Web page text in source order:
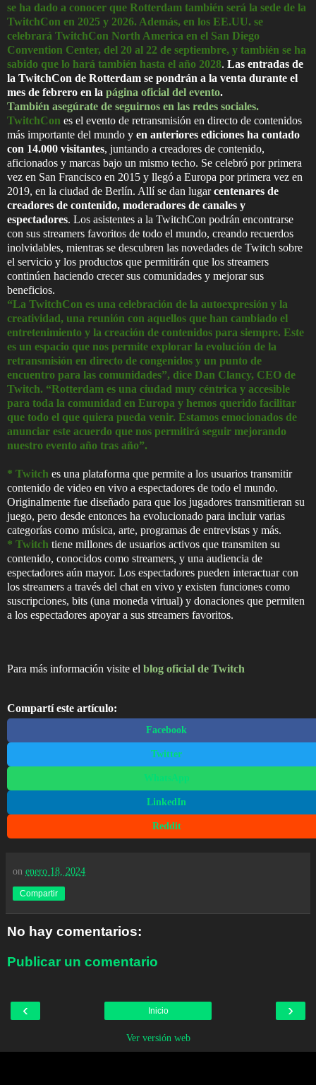
se ha dado a conocer que Rotterdam también será la sede de la
TwitchCon en 2025 y 2026. Además, en los EE.UU. se
celebrará TwitchCon North America en el San Diego
Convention Center, del 20 al 22 de septiembre, y también se ha
sabido que lo hará también hasta el año 2028. Las entradas de
la TwitchCon de Rotterdam se pondrán a la venta durante el
mes de febrero en la página oficial del evento.
También asegúrate de seguirnos en las redes sociales.
TwitchCon es el evento de retransmisión en directo de contenidos
más importante del mundo y en anteriores ediciones ha contado
con 14.000 visitantes, juntando a creadores de contenido,
aficionados y marcas bajo un mismo techo. Se celebró por primera
vez en San Francisco en 2015 y llegó a Europa por primera vez en
2019, en la ciudad de Berlín. Allí se dan lugarcentenares de
creadores de contenido, moderadores de canales y
espectadores. Los asistentes a la TwitchCon podrán encontrarse
con sus streamers favoritos de todo el mundo, creando recuerdos
inolvidables, mientras se descubren las novedades de Twitch sobre
el servicio y los productos que permitirán que los streamers
continúen haciendo crecer sus comunidades y mejorar sus
beneficios.
“La TwitchCon es una celebración de la autoexpresión y la
creatividad, una reunión con aquellos que han cambiado el
entretenimiento y la creación de contenidos para siempre. Este
es un espacio que nos permite explorar la evolución de la
retransmisión en directo de congenidos y un punto de
encuentro para las comunidades”, dice Dan Clancy, CEO de
Twitch. “Rotterdam es una ciudad muy céntrica y accesible
para toda la comunidad en Europa y hemos querido facilitar
que todo el que quiera pueda venir. Estamos emocionados de
anunciar este acuerdo que nos permitirá seguir mejorando
nuestro evento año tras año”.
* Twitch es una plataforma que permite a los usuarios transmitir
contenido de video en vivo a espectadores de todo el mundo.
Originalmente fue diseñado para que los jugadores transmitieran su
juego, pero desde entonces ha evolucionado para incluir varias
categorías como música, arte, programas de entrevistas y más.
* Twitch tiene millones de usuarios activos que transmiten su
contenido, conocidos como streamers, y una audiencia de
espectadores aún mayor. Los espectadores pueden interactuar con
los streamers a través del chat en vivo y existen funciones como
suscripciones, bits (una moneda virtual) y donaciones que permiten
a los espectadores apoyar a sus streamers favoritos.
Para más información visite el blog oficial de Twitch
Compartí este artículo:
Facebook
Twitter
WhatsApp
LinkedIn
Reddit
on enero 18, 2024
Compartir
No hay comentarios:
Publicar un comentario
‹ ›
Inicio
Ver versión web